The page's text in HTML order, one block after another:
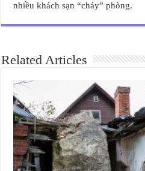
nhiều khách sạn “cháy” phòng.
Related Articles